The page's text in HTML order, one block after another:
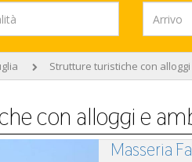
Strutture turistiche con
con alloggi e
Masseria